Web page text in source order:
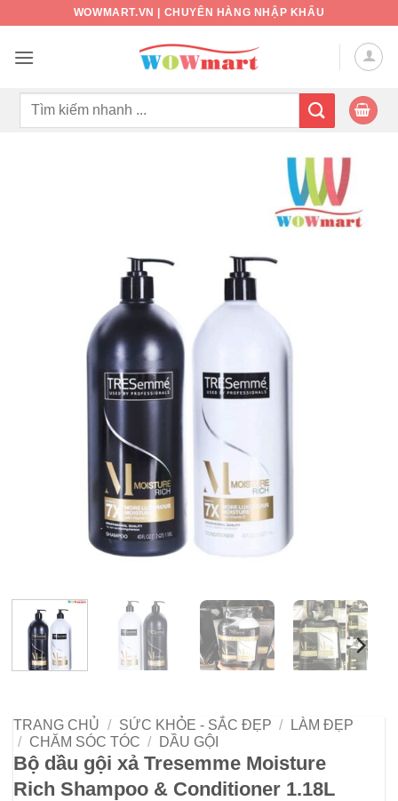
nội
WOWMART.VN | CHUYÊN HÀNG NHẬP KHẨU
Tìm
TRANG CHỦ / SỨC KHỎE - SẮC ĐẸP /
LÀM ĐẸP
/
CHĂM SÓC TÓC / DẦU GỘI
Bộ dầu gội xả Tresemme Moisture
Rich Shampoo & Conditioner 1.18L